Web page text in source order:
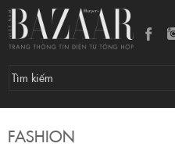
FASHION